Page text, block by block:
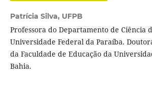
Patrícia Silva, UFPB
Professora do Departamento de Ciência
Universidade Federal da Paraíba.
da Faculdade de Educação da
Bahia.